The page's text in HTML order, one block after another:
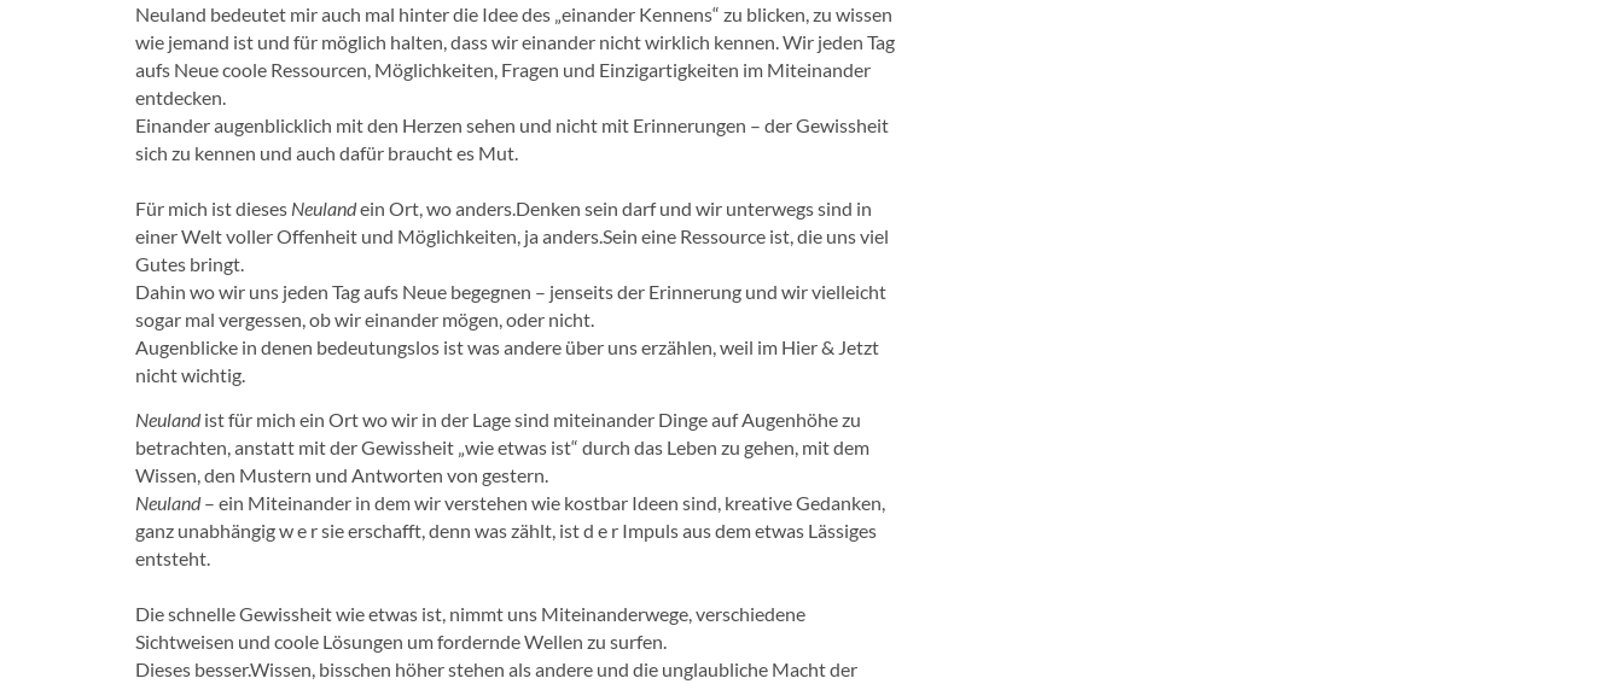
Neuland bedeutet mir auch mal hinter die Idee des „einander Kennens“ zu blicken, zu wissen
wie jemand ist und für möglich halten, dass wir einander nicht wirklich kennen. Wir jeden Tag
aufs Neue coole Ressourcen, Möglichkeiten, Fragen und Einzigartigkeiten im Miteinander
entdecken.
Einander augenblicklich mit den Herzen sehen und nicht mit Erinnerungen – der Gewissheit
sich zu kennen und auch dafür braucht es Mut.
Für mich ist dieses Neulandein Ort, wo anders.Denken sein darf und wir unterwegs sind in
einer Welt voller Offenheit und Möglichkeiten, ja anders.Sein eine Ressource ist, die uns viel
Gutes bringt.
Dahin wo wir uns jeden Tag aufs Neue begegnen – jenseits der Erinnerung und wir vielleicht
sogar mal vergessen, ob wir einander mögen, oder nicht.
Augenblicke in denen bedeutungslos ist was andere über uns erzählen, weil im Hier & Jetzt
nicht wichtig.
Neulandist für mich ein Ort wo wir in der Lage sind miteinander Dinge auf Augenhöhe zu
betrachten, anstatt mit der Gewissheit „wie etwas ist“ durch das Leben zu gehen, mit dem
Wissen, den Mustern und Antworten von gestern.
Neuland– ein Miteinander in dem wir verstehen wie kostbar Ideen sind, kreative Gedanken,
ganz unabhängig w e r sie erschafft, denn was zählt, ist d e r Impuls aus dem etwas Lässiges
entsteht.
Die schnelle Gewissheit wie etwas ist, nimmt uns Miteinanderwege, verschiedene
Sichtweisen und coole Lösungen um fordernde Wellen zu surfen.
Dieses besser.Wissen, bisschen höher stehen als andere und die unglaubliche Macht der